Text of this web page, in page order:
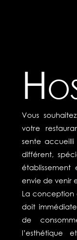
Vous
votre
sente
différent,
envie de venir
La
doit
de
l’esthétique